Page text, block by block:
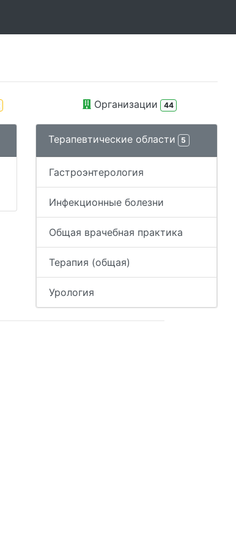
Организации 44
Терапевтические области 5
Гастроэнтерология
Инфекционные болезни
Общая врачебная практика
Терапия (общая)
Урология